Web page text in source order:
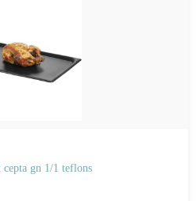
cepta gn 1/1 teflons